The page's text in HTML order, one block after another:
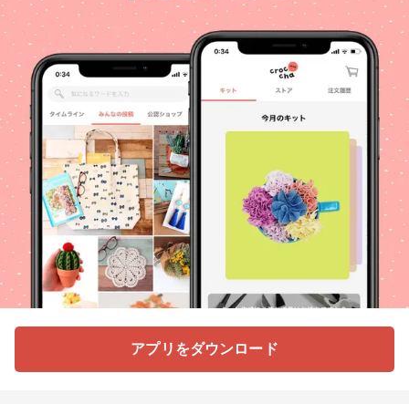
アプリをダウンロード